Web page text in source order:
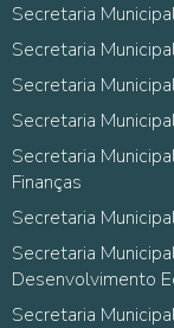
Secretaria
Secretaria
Secretaria
Secretaria
Secretaria
Finanças
Secretaria
Secretaria
Desenvolvimento
Secretaria